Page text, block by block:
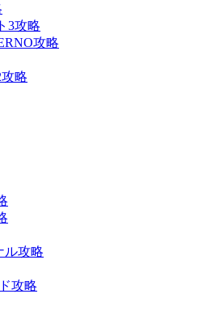
3攻略
攻略
略
ル攻略
攻略